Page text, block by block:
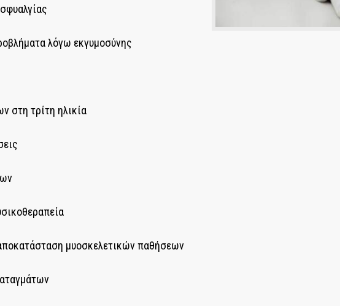
λόγω εκγυμοσύνης
στη τρίτη ηλικία
μυοσκελετικών παθήσεων